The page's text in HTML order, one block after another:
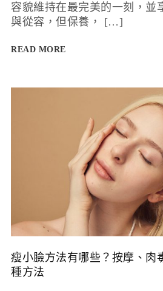
容貌維持在最完美的一刻，並
與從容，但保養， […]
READ MORE
瘦小臉方法有哪些？按摩、肉
種方法